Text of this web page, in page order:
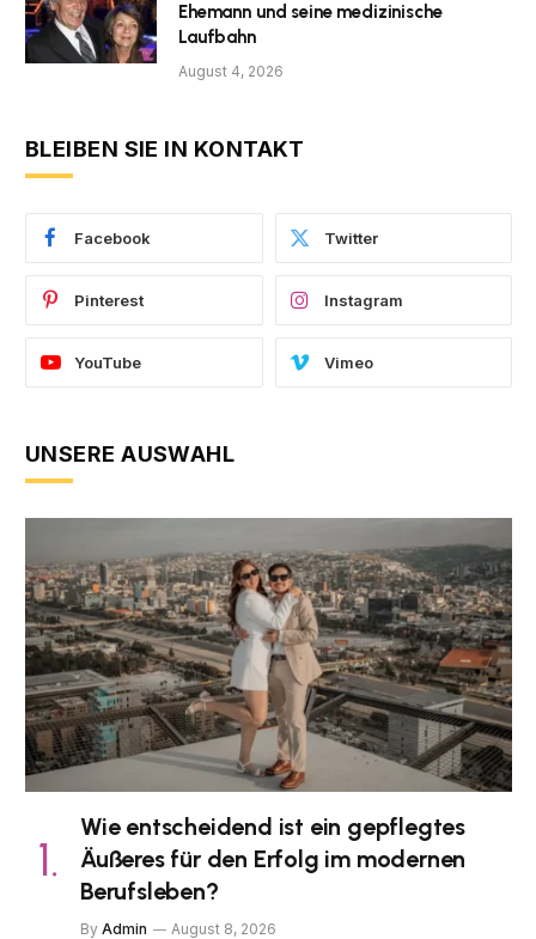
Ehemann und seine medizinische
Laufbahn
August 4, 2026
BLEIBEN SIE IN KONTAKT
Facebook Twitter
Pinterest Instagram
YouTube Vimeo
UNSERE AUSWAHL
Wie entscheidend ist ein gepflegtes
Äußeres für den Erfolg im modernen
Berufsleben?
By Admin August 8, 2026